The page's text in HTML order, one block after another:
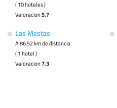
( 10 hoteles )
Valoracion5.7
Las Mestas
A 86.52 km de distancia
( 1 hotel )
Valoracion7.3